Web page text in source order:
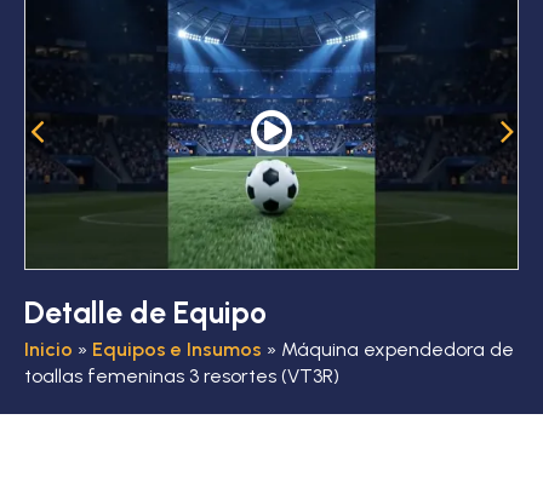
Detalle de Equipo
Inicio » Equipos e Insumos » Máquina expendedora de
toallas femeninas 3 resortes (VT3R)